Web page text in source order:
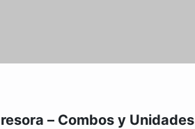
– Combos y Unidades